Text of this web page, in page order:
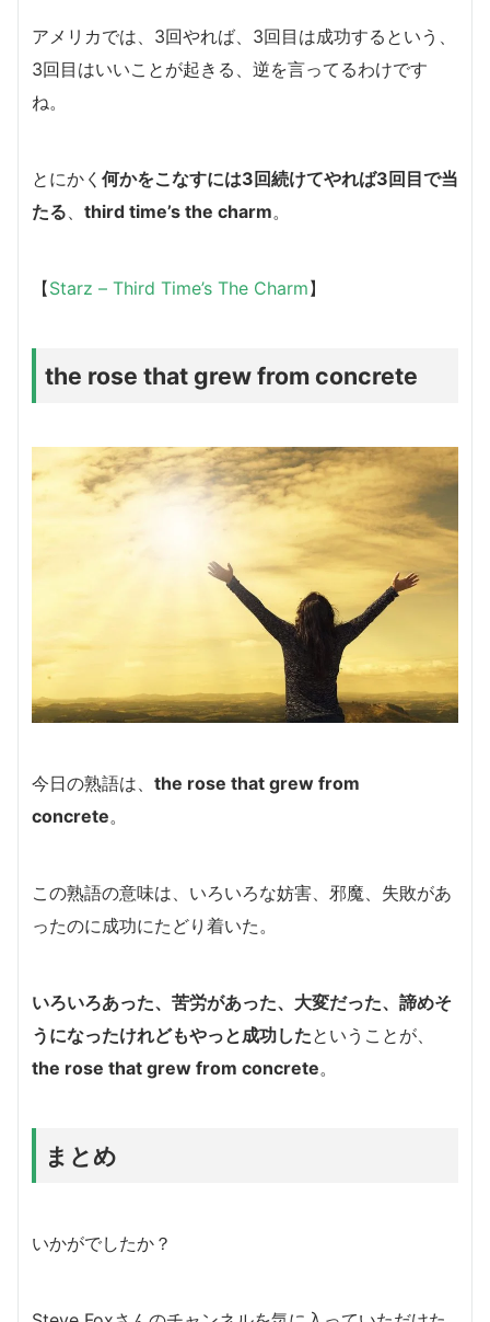
アメリカでは、3回やれば、3回目は成功するという、
3回目はいいことが起きる、逆を言ってるわけです
ね。
とにかく 何かをこなすには3回続けてやれば3回目で当
たる
third time’s the charm。
【Starz – Third Time’s The Charm】
the rose that grew from concrete
今日の熟語は、 the rose that grew from
concrete。
この熟語の意味は、いろいろな妨害、邪魔、失敗があ
ったのに成功にたどり着いた。
いろいろあった、苦労があった、大変だった、諦めそ
うになったけれどもやっと成功したということが、
the rose that grew from concrete。
まとめ
いかがでしたか？